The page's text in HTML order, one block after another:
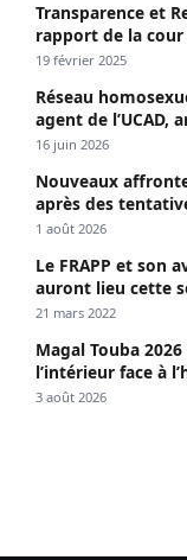
Transparence et
rapport de la
19 février 2025
Réseau
agent de l’UCAD,
propagé le VIH
16 juin 2026
Nouveaux
après des
1 août 2026
Le FRAPP et son
auront lieu cette
21 mars 2022
Magal Touba
l’intérieur face à
3 août 2026